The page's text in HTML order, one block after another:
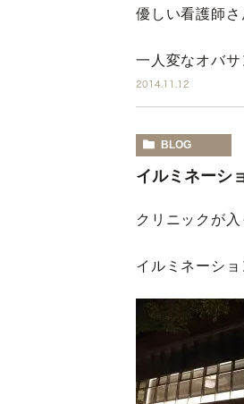
優しい看護師
一人変なオバサ
2014.11.12
BLOG
イルミネーシ
クリニックが
イルミネーショ